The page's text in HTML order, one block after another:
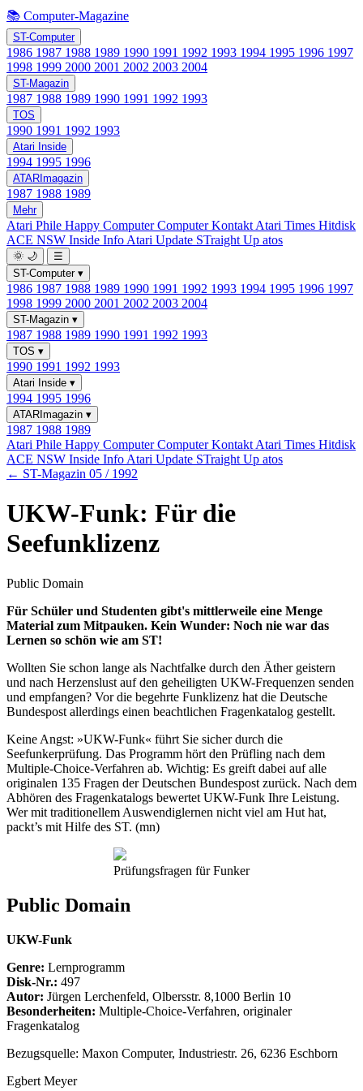
📚 Computer-Magazine
ST-Computer
1986 1987 1988 1989 1990 1991 1992 1993 1994 1995 1996 1997
1998 1999 2000 2001 2002 2003 2004
ST-Magazin
1987 1988 1989 1990 1991 1992 1993
TOS
1990 1991 1992 1993
Atari Inside
1994 1995 1996
ATARImagazin
1987 1988 1989
Mehr
Atari Phile Happy ComputerComputer Kontakt Atari Times Hitdisk
ACE NSW Inside Info Atari Update STraight Up atos
🌞 🌙
☰
ST-Computer ▾
1986 1987 1988 1989 1990 1991 1992 1993 1994 1995 1996 1997
1998 1999 2000 2001 2002 2003 2004
ST-Magazin ▾
1987 1988 1989 1990 1991 1992 1993
TOS ▾
1990 1991 1992 1993
Atari Inside ▾
1994 1995 1996
ATARImagazin ▾
1987 1988 1989
Atari Phile Happy ComputerComputer Kontakt Atari Times Hitdisk
ACE NSW Inside Info Atari Update STraight Up atos
← ST-Magazin 05 / 1992
UKW-Funk: Für die
Seefunklizenz
Public Domain
Für Schüler und Studenten gibt's mittlerweile eine Menge
Material zum Mitpauken. Kein Wunder: Noch nie war das
Lernen so schön wie am ST!
Wollten Sie schon lange als Nachtfalke durch den Äther geistern
und nach Herzenslust auf den geheiligten UKW-Frequenzen senden
und empfangen? Vor die begehrte Funklizenz hat die Deutsche
Bundespost allerdings einen beachtlichen Fragenkatalog gestellt.
Keine Angst: »UKW-Funk« führt Sie sicher durch die
Seefunkerprüfung. Das Programm hört den Prüfling nach dem
Multiple-Choice-Verfahren ab. Wichtig: Es greift dabei auf alle
originalen 135 Fragen der Deutschen Bundespost zurück. Nach dem
Abhören des Fragenkatalogs bewertet UKW-Funk Ihre Leistung.
Wer mit traditionellem Auswendiglernen nicht viel am Hut hat,
packt’s mit Hilfe des ST. (mn)
Prüfungsfragen für Funker
Public Domain
UKW-Funk
Genre: Lernprogramm
Disk-Nr.: 497
Autor: Jürgen Lerchenfeld, Olbersstr. 8,1000 Berlin 10
Besonderheiten: Multiple-Choice-Verfahren, originaler
Fragenkatalog
Bezugsquelle: Maxon Computer, Industriestr. 26, 6236 Eschborn
Egbert Meyer